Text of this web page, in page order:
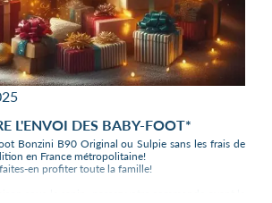
L'ENVOI DES BABY-FOOT*
Bonzini B90 Original ou Sulpie sans les frais de
en France métropolitaine!
en profiter toute la famille!